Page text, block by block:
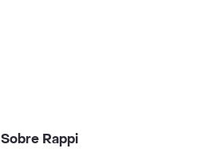
Sobre Rappi